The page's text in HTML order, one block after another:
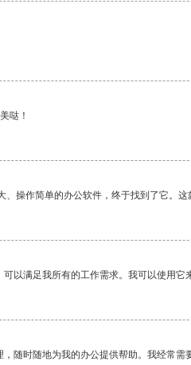
哒！
、操作简单的办公软件，终于找到了它。
以满足我所有的工作需求。我可以使用它
随时随地为我的办公提供帮助。我经常